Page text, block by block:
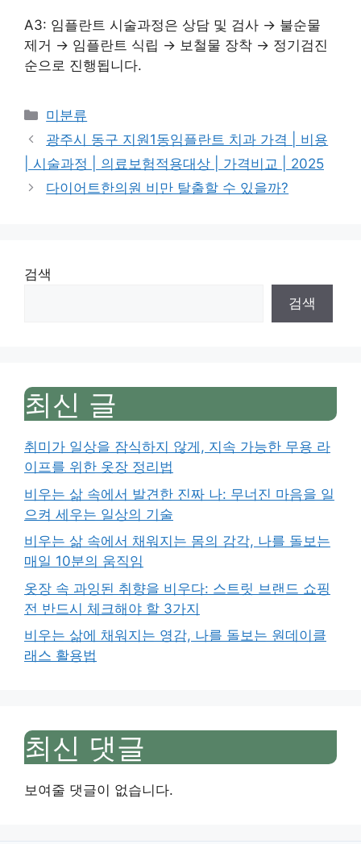
A3: 임플란트 시술과정은 상담 및 검사 → 불순물
제거 → 임플란트 식립 → 보철물 장착 → 정기검진
순으로 진행됩니다.
Categories
미분류
광주시 동구 지원1동임플란트 치과 가격 | 비용
| 시술과정 | 의료보험적용대상 | 가격비교 | 2025
다이어트한의원 비만 탈출할 수 있을까?
검색
검색
최신 글
취미가 일상을 잠식하지 않게, 지속 가능한 무용 라
이프를 위한 옷장 정리법
비우는 삶 속에서 발견한 진짜 나: 무너진 마음을 일
으켜 세우는 일상의 기술
비우는 삶 속에서 채워지는 몸의 감각, 나를 돌보는
매일 10분의 움직임
옷장 속 과잉된 취향을 비우다: 스트릿 브랜드 쇼핑
전 반드시 체크해야 할 3가지
비우는 삶에 채워지는 영감, 나를 돌보는 원데이클
래스 활용법
최신 댓글
보여줄 댓글이 없습니다.